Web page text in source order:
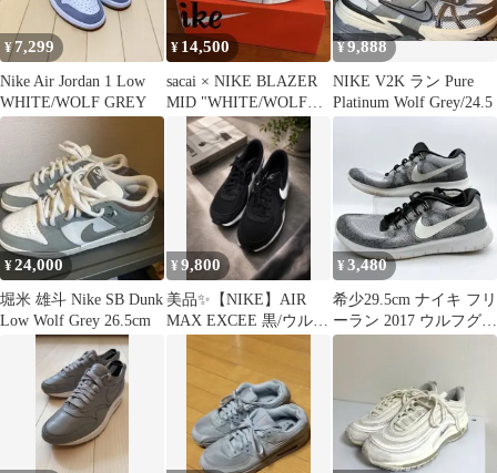
¥ 7,299
Nike Air Jordan 1 Low
WHITE/WOLF GREY
¥ 14,500
sacai × NIKE BLAZER
MID "WHITE/WOLF
GREY
¥9,888
NIKE V2K ラン Pure
Platinum Wolf Grey/24.5
¥24,000
堀米 雄斗 Nike SB Dunk
Low Wolf Grey 26.5cm
¥9,800
美品✨【NIKE】AIR
MAX EXCEE 黒/ウルフ
¥ 3,480
希少29.5cm ナイキ フリ
ーラン 2017 ウルフグレ
ー ランニングシューズ